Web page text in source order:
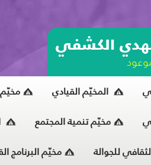
الكشفي
المخيّم القيادي
مخيّم تنمية المجتمع
للجوالة مخيّم البرنامجمسابقة الركب الحسينيّ